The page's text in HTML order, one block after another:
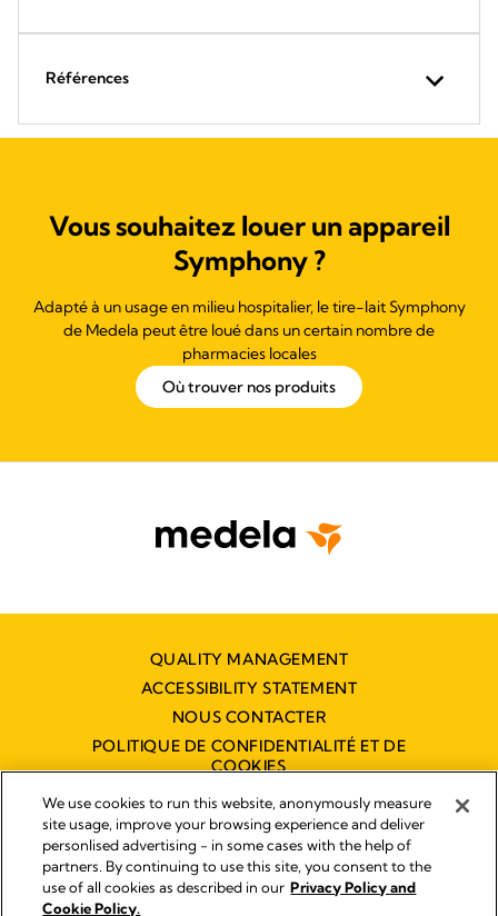
Références
Vous souhaitez louer un appareil
Symphony ?
Adapté à un usage en milieu hospitalier, le tire-lait Symphony
de Medela peut être loué dans un certain nombre de
pharmacies locales
Où trouver nos produits
QUALITY MANAGEMENT
ACCESSIBILITY STATEMENT
NOUS CONTACTER
POLITIQUE DE CONFIDENTIALITÉ ET DE
COOKIES
DÉCLARATION D'ACCESSIBILITÉ
NUMÉRIQUE
Empreinte
We use cookies to run this website, anonymously measure
site usage, improve your browsing experience and deliver
personlised advertising - in some cases with the help of
partners. By continuing to use this site, you consent to the
use of all cookies as described in our Privacy Policy and
Cookie Policy.